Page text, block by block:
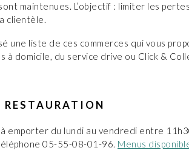
maintenues. L’objectif : limiter les
clientèle.
une liste de ces commerces qui vous
à domicile, du service drive ou Click &
RESTAURATION
à emporter du lundi au vendredi entre
05-55-08-01-96. Menus